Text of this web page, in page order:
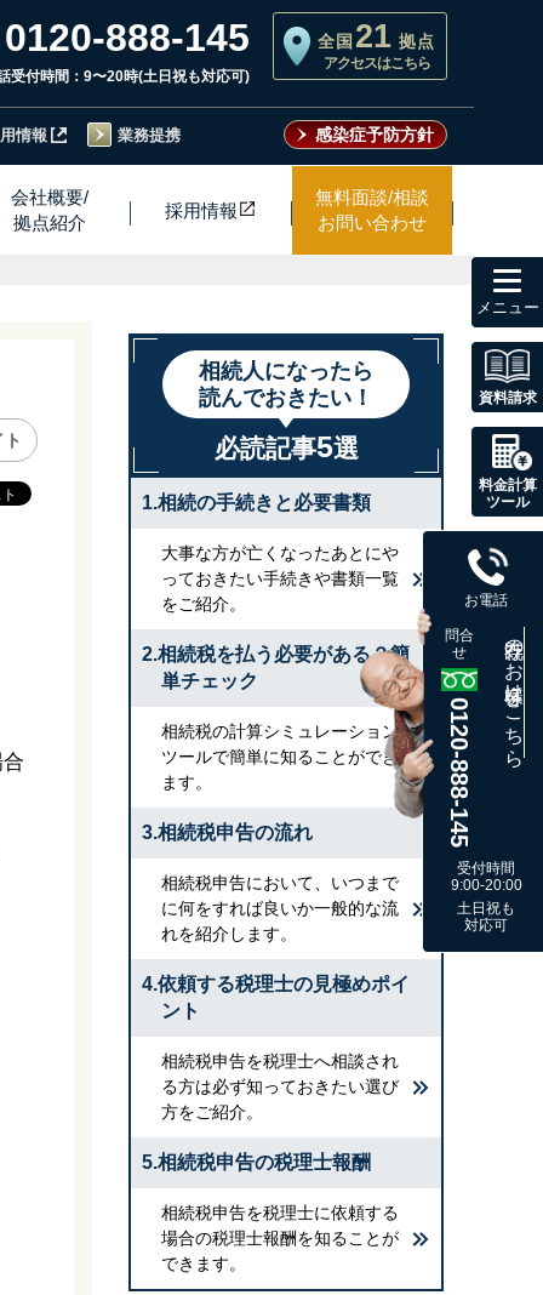
0120-888-145
受付時間：9〜20時(土日祝も対応可)
全国 21 拠点
アクセスはこちら
情報 業務提携 感染症予防方針
会社概要/
拠点紹介
採用情報
無料面談/相談
お問い合わせ
相続人になったら
読んでおきたい！
必読記事5選
1.相続の手続きと必要書類
大事な方が亡くなったあとにや
っておきたい手続きや書類一覧
をご紹介。
2.相続税を払う必要がある？簡
単チェック
相続税の計算シミュレーション
ツールで簡単に知ることができ
ます。
3.相続税申告の流れ
相続税申告において、いつまで
に何をすれば良いか一般的な流
れを紹介します。
4.依頼する税理士の見極めポイ
ント
相続税申告を税理士へ相談され
る方は必ず知っておきたい選び
方をご紹介。
5.相続税申告の税理士報酬
相続税申告を税理士に依頼する
場合の税理士報酬を知ることが
できます。
資料請求
料金計算
ツール
お電話
問合
せ
0120-888-145
既存のお客様はこちら
受付時間
9:00-20:00
土日祝も
対応可